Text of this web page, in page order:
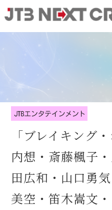
「ブレイキング
内想・斎藤楓子
田広和・山口勇
美空・笛木嵩文